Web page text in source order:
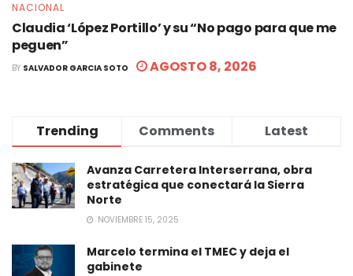
NACIONAL
Claudia ‘López Portillo’ y su “No pago para que me
peguen”
BY SALVADOR GARCIA SOTO AGOSTO 8, 2026
Trending Comments Latest
Avanza Carretera Interserrana, obra
estratégica que conectará la Sierra
Norte
NOVIEMBRE 15, 2025
Marcelo termina el TMEC y deja el
gabinete